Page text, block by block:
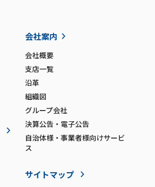
会社案内
会社概要
支店一覧
沿革
組織図
グループ会社
決算公告・電子公告
自治体様・事業者様向けサービ
ス
サイトマップ